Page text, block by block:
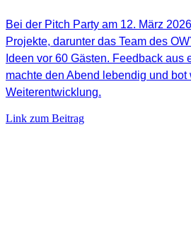
Bei der Pitch Party am 12. März
Projekte, darunter das Team des
Ideen vor 60 Gästen. Feedback aus
machte den Abend lebendig und
Weiterentwicklung.
Link zum Beitrag